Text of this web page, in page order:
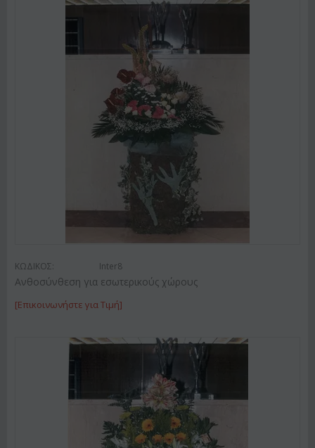
ΚΩΔΙΚΟΣ: Inter8
Ανθοσύνθεση για εσωτερικούς χώρους
[Επικοινωνήστε για Τιμή]